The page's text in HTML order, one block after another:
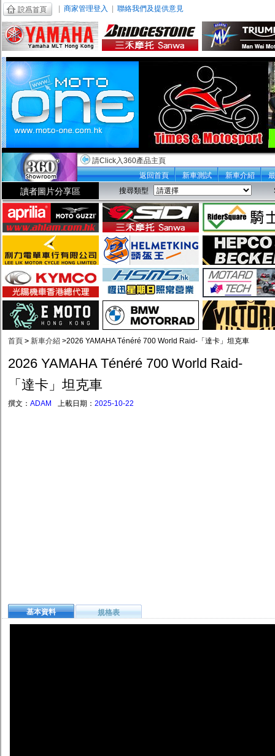
商家管理登入 聯絡我們及提供意見
請Click入360產品主頁
返回首頁
新車測試 新車介紹
讀者圖片分享區 搜尋類型
首頁 > 新車介紹 >2026 YAMAHA Ténéré 700 World Raid-「達卡」坦克車
2026 YAMAHA Ténéré 700 World Raid-
「達卡」坦克車
撰文： ADAM 上載日期： 2025-10-22
基本資料 規格表